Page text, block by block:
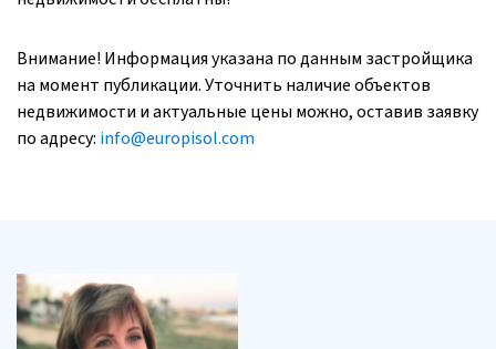
Внимание! Информация указана по данным застройщика
на момент публикации. Уточнить наличие объектов
недвижимости и актуальные цены можно, оставив заявку
по адресу: info@europisol.com